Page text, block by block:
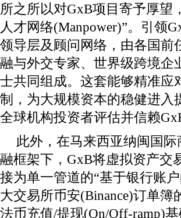
所之所以对GxB项目寄予厚望
人才网络(Manpower)”。引领
领导层及顾问网络，由各国前
融与外交专家、世界级跨境企
士共同组成。这套能够精准应
制，为大规模资本的稳健进入
全球机构投资者评估并信赖
此外，在马来西亚纳闽国
融框架下，GxB将虚拟资产交
接为单一管道的“基于银行账
大交易所币安(Binance)订单
法币充值/提现(On/Off-ramp)